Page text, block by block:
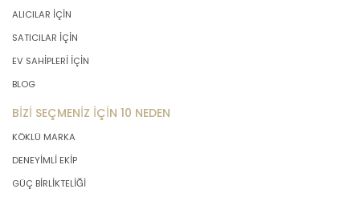
ALICILAR İÇİN
SATICILAR İÇİN
EV SAHİPLERİ İÇİN
BLOG
BİZİ SEÇMENİZ İÇİN 10 NEDEN
KÖKLÜ MARKA
DENEYİMLİ EKİP
GÜÇ BİRLİKTELİĞİ